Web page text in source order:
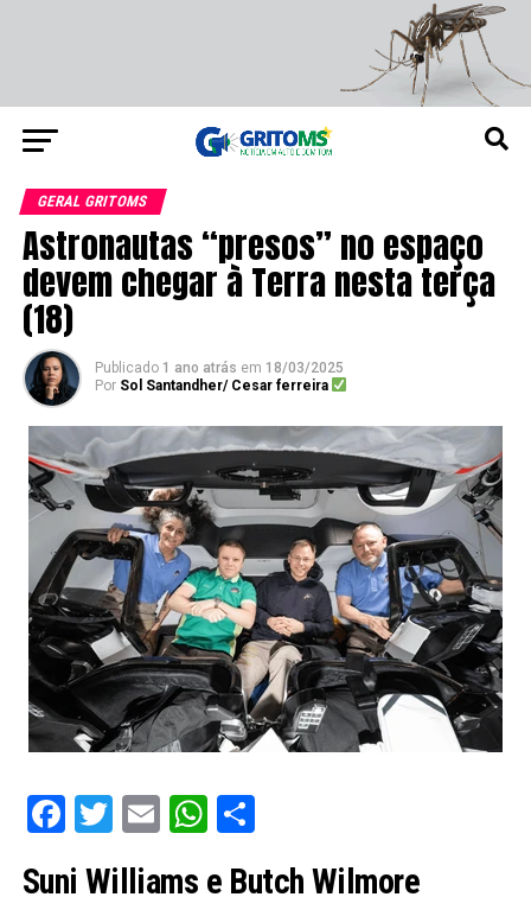
GERAL GRITOMS
Astronautas “presos” no espaço
devem chegar à Terra nesta terça
(18)
Publicado 1 ano atrás em 18/03/2025
Por Sol Santandher/ Cesar ferreira
Facebook
Twitter
EmailWhatsApp
Share
Suni Williams e Butch Wilmore